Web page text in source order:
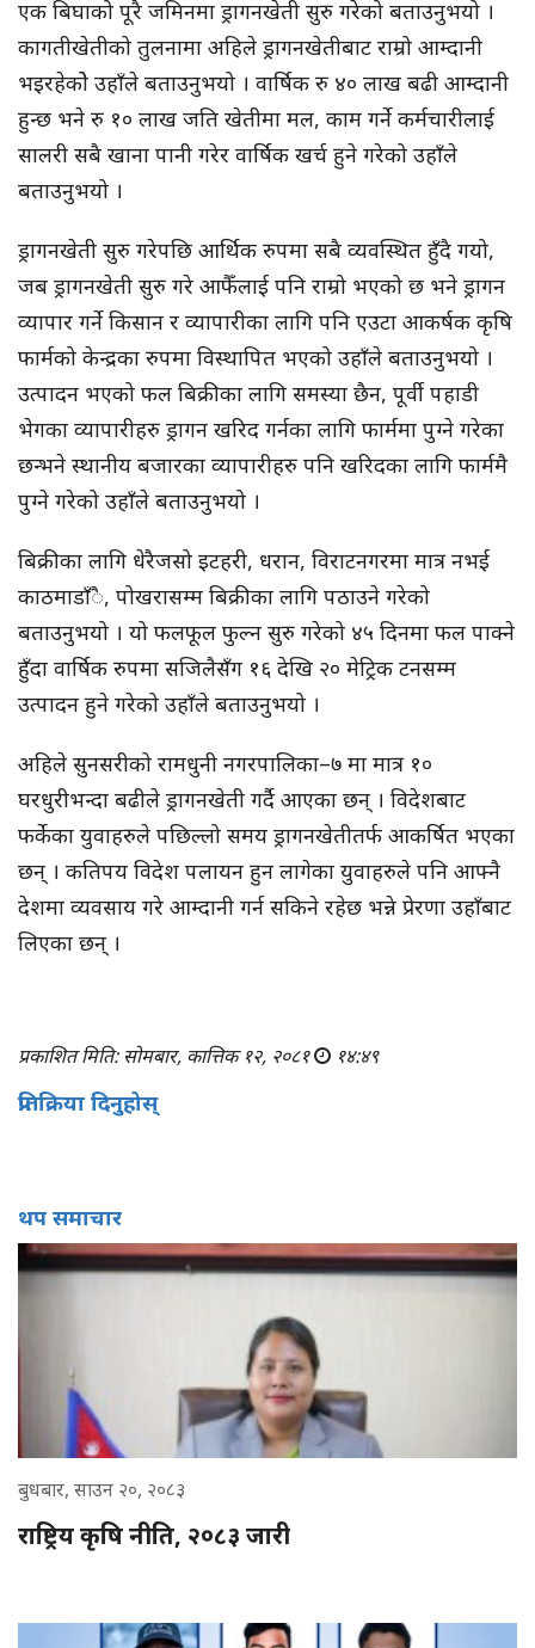
एक बिघाको पूरै जमिनमा ड्रागनखेती सुरु गरेको बताउनुभयो ।
कागतीखेतीको तुलनामा अहिले ड्रागनखेतीबाट राम्रो आम्दानी
भइरहेकोे उहाँले बताउनुभयो । वार्षिक रु ४० लाख बढी आम्दानी
हुन्छ भने रु १० लाख जति खेतीमा मल, काम गर्ने कर्मचारीलाई
सालरी सबै खाना पानी गरेर वार्षिक खर्च हुने गरेको उहाँले
बताउनुभयो ।
ड्रागनखेती सुरु गरेपछि आर्थिक रुपमा सबै व्यवस्थित हुँदै गयो,
जब ड्रागनखेती सुरु गरे आफैँलाई पनि राम्रो भएको छ भने ड्रागन
व्यापार गर्ने किसान र व्यापारीका लागि पनि एउटा आकर्षक कृषि
फार्मको केन्द्रका रुपमा विस्थापित भएको उहाँले बताउनुभयो ।
उत्पादन भएको फल बिक्रीका लागि समस्या छैन, पूर्वी पहाडी
भेगका व्यापारीहरु ड्रागन खरिद गर्नका लागि फार्ममा पुग्ने गरेका
छन्भने स्थानीय बजारका व्यापारीहरु पनि खरिदका लागि फार्ममै
पुग्ने गरेको उहाँले बताउनुभयो ।
बिक्रीका लागि धेरैजसो इटहरी, धरान, विराटनगरमा मात्र नभई
काठमाडाँै, पोखरासम्म बिक्रीका लागि पठाउने गरेको
बताउनुभयो । यो फलफूल फुल्न सुरु गरेको ४५ दिनमा फल पाक्ने
हुँदा वार्षिक रुपमा सजिलैसँग १६ देखि २० मेट्रिक टनसम्म
उत्पादन हुने गरेको उहाँले बताउनुभयो ।
अहिले सुनसरीको रामधुनी नगरपालिका–७ मा मात्र १०
घरधुरीभन्दा बढीले ड्रागनखेती गर्दै आएका छन् । विदेशबाट
फर्केका युवाहरुले पछिल्लो समय ड्रागनखेतीतर्फ आकर्षित भएका
छन् । कतिपय विदेश पलायन हुन लागेका युवाहरुले पनि आफ्नै
देशमा व्यवसाय गरे आम्दानी गर्न सकिने रहेछ भन्ने प्रेरणा उहाँबाट
लिएका छन् ।
प्रकाशित मिति: सोमबार, कात्तिक १२, २०८१ १४:४९
प्रतिक्रिया दिनुहोस्
थप समाचार
बुधबार, साउन २०, २०८३
राष्ट्रिय कृषि नीति, २०८३ जारी